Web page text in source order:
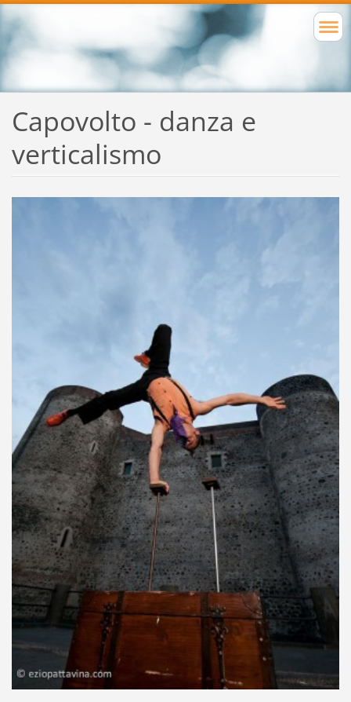
Capovolto - danza e
verticalismo